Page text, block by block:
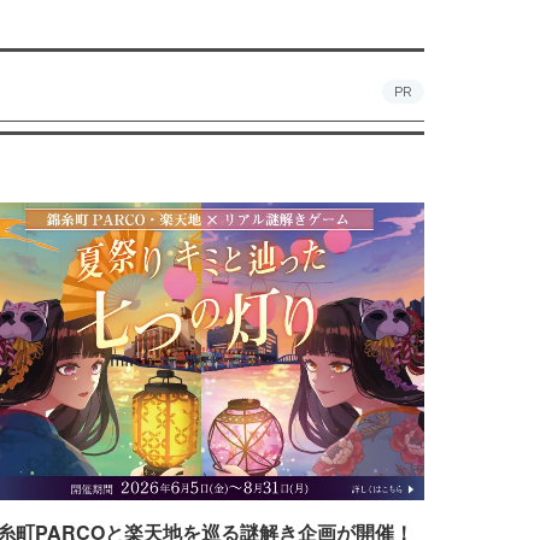
PR
町PARCOと楽天地を巡る謎解き企画が開催！